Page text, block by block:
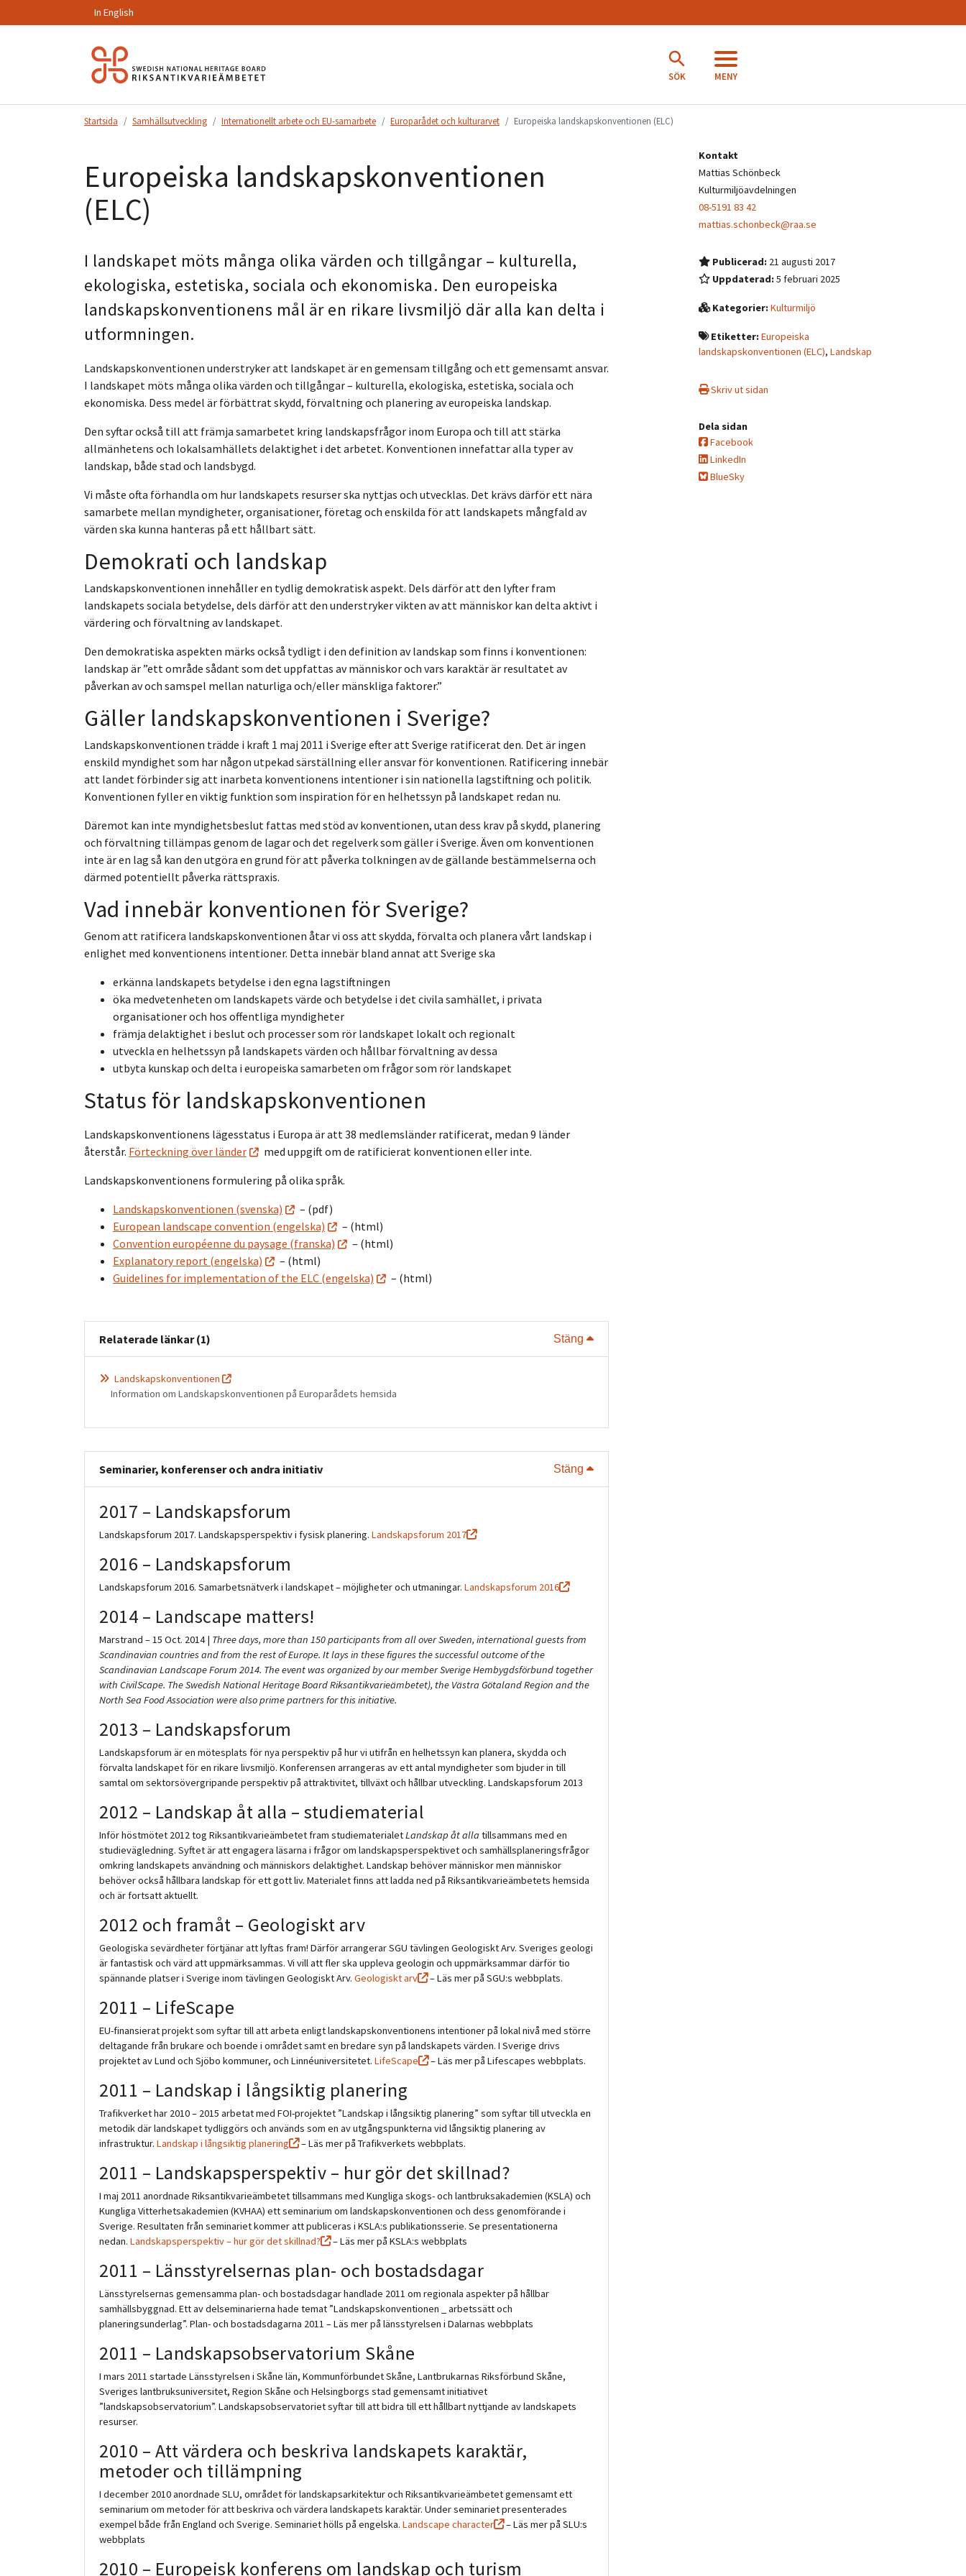
In English
SÖK MENY
Startsida Samhällsutveckling Internationellt arbete och EU-samarbete Europarådet och kulturarvet Europeiska landskapskonventionen (ELC)
Europeiska landskapskonventionen
(ELC)
I landskapet möts många olika värden och tillgångar – kulturella,
ekologiska, estetiska, sociala och ekonomiska. Den europeiska
landskapskonventionens mål är en rikare livsmiljö där alla kan delta i
utformningen.
Landskapskonventionen understryker att landskapet är en gemensam tillgång och ett gemensamt ansvar.
I landskapet möts många olika värden och tillgångar – kulturella, ekologiska, estetiska, sociala och
ekonomiska. Dess medel är förbättrat skydd, förvaltning och planering av europeiska landskap.
Den syftar också till att främja samarbetet kring landskapsfrågor inom Europa och till att stärka
allmänhetens och lokalsamhällets delaktighet i det arbetet. Konventionen innefattar alla typer av
landskap, både stad och landsbygd.
Vi måste ofta förhandla om hur landskapets resurser ska nyttjas och utvecklas. Det krävs därför ett nära
samarbete mellan myndigheter, organisationer, företag och enskilda för att landskapets mångfald av
värden ska kunna hanteras på ett hållbart sätt.
Demokrati och landskap
Landskapskonventionen innehåller en tydlig demokratisk aspekt. Dels därför att den lyfter fram
landskapets sociala betydelse, dels därför att den understryker vikten av att människor kan delta aktivt i
värdering och förvaltning av landskapet.
Den demokratiska aspekten märks också tydligt i den definition av landskap som finns i konventionen:
landskap är ”ett område sådant som det uppfattas av människor och vars karaktär är resultatet av
påverkan av och samspel mellan naturliga och/eller mänskliga faktorer.”
Gäller landskapskonventionen i Sverige?
Landskapskonventionen trädde i kraft 1 maj 2011 i Sverige efter att Sverige ratificerat den. Det är ingen
enskild myndighet som har någon utpekad särställning eller ansvar för konventionen. Ratificering innebär
att landet förbinder sig att inarbeta konventionens intentioner i sin nationella lagstiftning och politik.
Konventionen fyller en viktig funktion som inspiration för en helhetssyn på landskapet redan nu.
Däremot kan inte myndighetsbeslut fattas med stöd av konventionen, utan dess krav på skydd, planering
och förvaltning tillämpas genom de lagar och det regelverk som gäller i Sverige. Även om konventionen
inte är en lag så kan den utgöra en grund för att påverka tolkningen av de gällande bestämmelserna och
därmed potentiellt påverka rättspraxis.
Vad innebär konventionen för Sverige?
Genom att ratificera landskapskonventionen åtar vi oss att skydda, förvalta och planera vårt landskap i
enlighet med konventionens intentioner. Detta innebär bland annat att Sverige ska
erkänna landskapets betydelse i den egna lagstiftningen
öka medvetenheten om landskapets värde och betydelse i det civila samhället, i privata
organisationer och hos offentliga myndigheter
främja delaktighet i beslut och processer som rör landskapet lokalt och regionalt
utveckla en helhetssyn på landskapets värden och hållbar förvaltning av dessa
utbyta kunskap och delta i europeiska samarbeten om frågor som rör landskapet
Status för landskapskonventionen
Landskapskonventionens lägesstatus i Europa är att 38 medlemsländer ratificerat, medan 9 länder
återstår. Förteckning över länder
med uppgift om de ratificierat konventionen eller inte.
Landskapskonventionens formulering på olika språk.
Landskapskonventionen (svenska)
– (pdf)
European landscape convention (engelska)
– (html)
Convention européenne du paysage (franska)
– (html)
Explanatory report (engelska)
– (html)
Guidelines for implementation of the ELC (engelska)
– (html)
Relaterade länkar (1) Stäng Visa eller stäng
Landskapskonventionen
Information om Landskapskonventionen på Europarådets hemsida
Seminarier, konferenser och andra initiativ Stäng Visa eller stäng
2017 – Landskapsforum
Landskapsforum 2017. Landskapsperspektiv i fysisk planering. Landskapsforum 2017
2016 – Landskapsforum
Landskapsforum 2016. Samarbetsnätverk i landskapet – möjligheter och utmaningar. Landskapsforum 2016
2014 – Landscape matters!
Marstrand – 15 Oct. 2014 | Three days, more than 150 participants from all over Sweden, international guests from
Scandinavian countries and from the rest of Europe. It lays in these figures the successful outcome of the
Scandinavian Landscape Forum 2014. The event was organized by our member Sverige Hembygdsförbund together
with CivilScape. The Swedish National Heritage Board Riksantikvarieämbetet), the Västra Götaland Region and the
North Sea Food Association were also prime partners for this initiative.
2013 – Landskapsforum
Landskapsforum är en mötesplats för nya perspektiv på hur vi utifrån en helhetssyn kan planera, skydda och
förvalta landskapet för en rikare livsmiljö. Konferensen arrangeras av ett antal myndigheter som bjuder in till
samtal om sektorsövergripande perspektiv på attraktivitet, tillväxt och hållbar utveckling. Landskapsforum 2013
2012 – Landskap åt alla – studiematerial
Inför höstmötet 2012 tog Riksantikvarieämbetet fram studiematerialetLandskap åt allatillsammans med en
studievägledning. Syftet är att engagera läsarna i frågor om landskapsperspektivet och samhällsplaneringsfrågor
omkring landskapets användning och människors delaktighet. Landskap behöver människor men människor
behöver också hållbara landskap för ett gott liv. Materialet finns att ladda ned på Riksantikvarieämbetets hemsida
och är fortsatt aktuellt.
2012 och framåt – Geologiskt arv
Geologiska sevärdheter förtjänar att lyftas fram! Därför arrangerar SGU tävlingen Geologiskt Arv. Sveriges geologi
är fantastisk och värd att uppmärksammas. Vi vill att fler ska uppleva geologin och uppmärksammar därför tio
spännande platser i Sverige inom tävlingen Geologiskt Arv. Geologiskt arv – Läs mer på SGU:s webbplats.
2011 – LifeScape
EU-finansierat projekt som syftar till att arbeta enligt landskapskonventionens intentioner på lokal nivå med större
deltagande från brukare och boende i området samt en bredare syn på landskapets värden. I Sverige drivs
projektet av Lund och Sjöbo kommuner, och Linnéuniversitetet. LifeScape – Läs mer på Lifescapes webbplats.
2011 – Landskap i långsiktig planering
Trafikverket har 2010 – 2015 arbetat med FOI-projektet ”Landskap i långsiktig planering” som syftar till utveckla en
metodik där landskapet tydliggörs och används som en av utgångspunkterna vid långsiktig planering av
infrastruktur. Landskap i långsiktig planering – Läs mer på Trafikverkets webbplats.
2011 – Landskapsperspektiv – hur gör det skillnad?
I maj 2011 anordnade Riksantikvarieämbetet tillsammans med Kungliga skogs- och lantbruksakademien (KSLA) och
Kungliga Vitterhetsakademien (KVHAA) ett seminarium om landskapskonventionen och dess genomförande i
Sverige. Resultaten från seminariet kommer att publiceras i KSLA:s publikationsserie. Se presentationerna
nedan. Landskapsperspektiv – hur gör det skillnad? – Läs mer på KSLA:s webbplats
2011 – Länsstyrelsernas plan- och bostadsdagar
Länsstyrelsernas gemensamma plan- och bostadsdagar handlade 2011 om regionala aspekter på hållbar
samhällsbyggnad. Ett av delseminarierna hade temat ”Landskapskonventionen _ arbetssätt och
planeringsunderlag”. Plan- och bostadsdagarna 2011 – Läs mer på länsstyrelsen i Dalarnas webbplats
2011 – Landskapsobservatorium Skåne
I mars 2011 startade Länsstyrelsen i Skåne län, Kommunförbundet Skåne, Lantbrukarnas Riksförbund Skåne,
Sveriges lantbruksuniversitet, Region Skåne och Helsingborgs stad gemensamt initiativet
”landskapsobservatorium”. Landskapsobservatoriet syftar till att bidra till ett hållbart nyttjande av landskapets
resurser.
2010 – Att värdera och beskriva landskapets karaktär,
metoder och tillämpning
I december 2010 anordnade SLU, området för landskapsarkitektur och Riksantikvarieämbetet gemensamt ett
seminarium om metoder för att beskriva och värdera landskapets karaktär. Under seminariet presenterades
exempel både från England och Sverige. Seminariet hölls på engelska. Landscape character
– Läs mer på SLU:s
webbplats
2010 – Europeisk konferens om landskap och turism
Kontakt
Mattias Schönbeck
Kulturmiljöavdelningen
08-5191 83 42
mattias.schonbeck@raa.se
Publicerad: 21 augusti 2017
Uppdaterad:5 februari 2025
Kategorier:Kulturmiljö
Etiketter:Europeiska
landskapskonventionen (ELC), Landskap
Skriv ut sidan
Dela sidan
Facebook
LinkedIn
BlueSky